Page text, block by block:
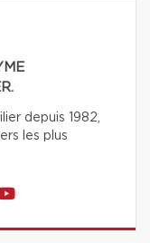
depuis 1982,
les plus